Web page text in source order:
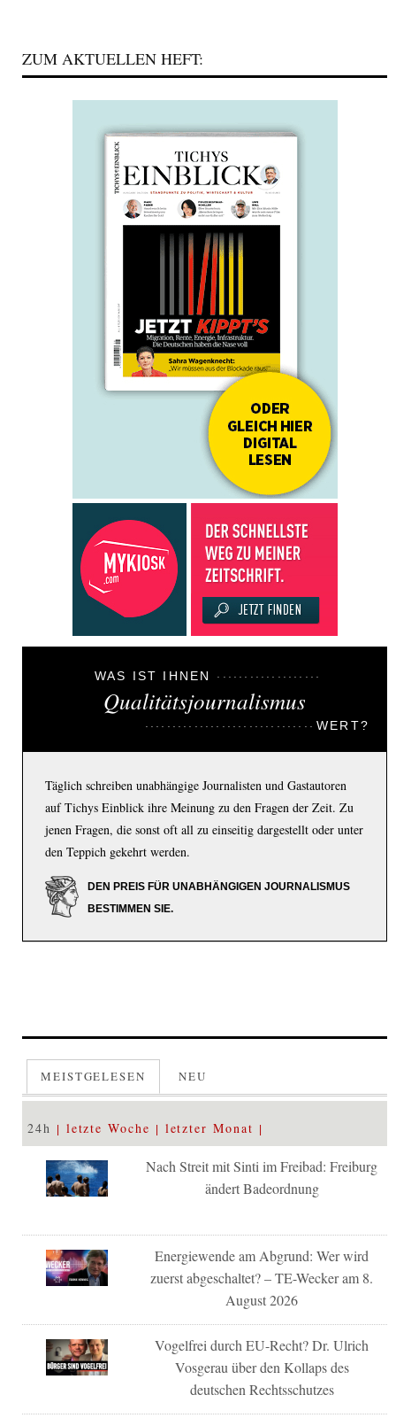
ZUM AKTUELLEN HEFT:
WAS IST IHNEN
Qualitätsjournalismus
WERT?
Täglich schreiben unabhängige Journalisten und Gastautoren
auf Tichys Einblick ihre Meinung zu den Fragen der Zeit. Zu
jenen Fragen, die sonst oft all zu einseitig dargestellt oder unter
den Teppich gekehrt werden.
DEN PREIS FÜR UNABHÄNGIGEN JOURNALISMUS
BESTIMMEN SIE.
MEISTGELESEN NEU
24h letzte Woche letzter Monat
Nach Streit mit Sinti im Freibad: Freiburg
ändert Badeordnung
Energiewende am Abgrund: Wer wird
zuerst abgeschaltet? – TE-Wecker am 8.
August 2026
Vogelfrei durch EU-Recht? Dr. Ulrich
Vosgerau über den Kollaps des
deutschen Rechtsschutzes